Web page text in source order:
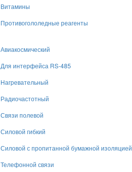
Витамины
Противогололедные реагенты
Авиакосмический
Для интерфейса RS-485
Нагревательный
Радиочастотный
Связи полевой
Силовой гибкий
Силовой с пропитанной бумажной изоляцией
Телефонной связи